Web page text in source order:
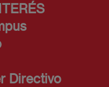
Directivo